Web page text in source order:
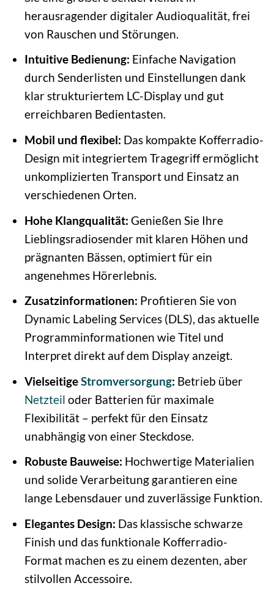
herausragender digitaler Audioqualität, frei
von Rauschen und Störungen.
Intuitive Bedienung: Einfache Navigation
durch Senderlisten und Einstellungen dank
klar strukturiertem LC-Display und gut
erreichbaren Bedientasten.
Mobil und flexibel: Das kompakte Kofferradio-
Design mit integriertem Tragegriff ermöglicht
unkomplizierten Transport und Einsatz an
verschiedenen Orten.
Hohe Klangqualität: Genießen Sie Ihre
Lieblingsradiosender mit klaren Höhen und
prägnanten Bässen, optimiert für ein
angenehmes Hörerlebnis.
Zusatzinformationen: Profitieren Sie von
Dynamic Labeling Services (DLS), das aktuelle
Programminformationen wie Titel und
Interpret direkt auf dem Display anzeigt.
VielseitigeStromversorgung: Betrieb über
Netzteil oder Batterien für maximale
Flexibilität – perfekt für den Einsatz
unabhängig von einer Steckdose.
Robuste Bauweise: Hochwertige Materialien
und solide Verarbeitung garantieren eine
lange Lebensdauer und zuverlässige Funktion.
Elegantes Design: Das klassische schwarze
Finish und das funktionale Kofferradio-
Format machen es zu einem dezenten, aber
stilvollen Accessoire.